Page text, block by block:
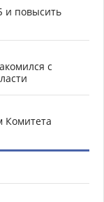
и повысить
с
Комитета